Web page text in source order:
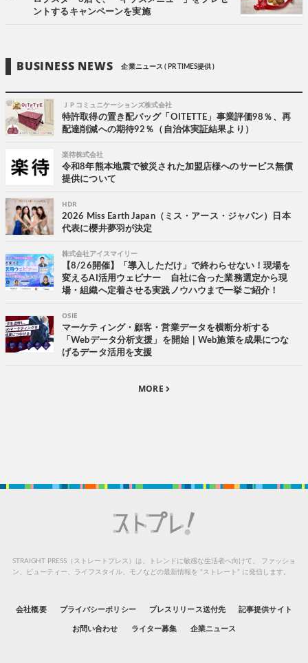
ントするキャンペーンを実施
BUSINESS NEWS 企業ニュース ( PR TIMES提供 )
ＪＰコミュニケーションズ株式会社
特許取得の置き配バッグ「OITETTE」事業評価98％、再
配達削減への期待92％（自治体実証結果より）
楽待株式会社
令和8年熊本地震で被災された加盟店様へのサービス無償
提供について
HDR
2026 Miss Earth Japan（ミス・アース・ジャパン）日本
代表に櫻井夢羽が決定
株式会社アイスマイリー
【8/26開催】「導入しただけ」で終わらせない！現場を
変えるAI活用ウェビナー 自社に合った業務選定から現
場・組織へ定着させる実践ノウハウまで一挙ご紹介！
OSIE
マーケティング・顧客・営業データを横断分析する
「Webデータ分析支援」を開始｜Web施策を成果につな
げるデータ活用を支援
MORE
STRAIGHT PRESS（ストレートプレス）は、トレンドに敏感な生活者へ向けて、
ファッショ
ン、ビューティー、ライフスタイル、モノなどの最新情報を “ストレート” に発信します。
会社概要 プライバシーポリシー プレスリリース送付先 記事提供サイト
お問い合わせ ライター募集 企業ニュース